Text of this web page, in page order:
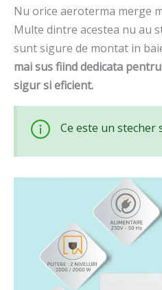
Nu orice aeroterma merge
Multe dintre acestea nu au
sunt sigure de montat in
mai sus fiind dedicata
sigur si eficient.
Ce este un stecher